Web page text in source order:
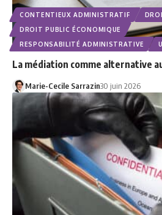
CONTENTIEUX ADMINISTRATIF
DROIT PUBLIC ÉCONOMIQUE
RESPONSABILITÉ ADMINISTRATIVE
La médiation comme alternative
Marie-Cecile Sarrazin30 juin 2026